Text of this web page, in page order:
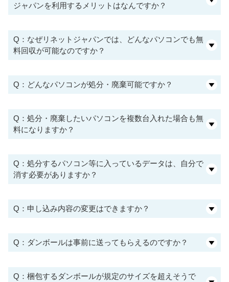
ジャパンを利用するメリットはなんですか？
Q：なぜリネットジャパンでは、どんなパソコンでも無
料回収が可能なのですか？
Q：どんなパソコンが処分・廃棄可能ですか？
Q：処分・廃棄したいパソコンを複数台入れた場合も無
料になりますか？
Q：処分するパソコン等に入っているデータは、自分で
消す必要がありますか？
Q：申し込み内容の変更はできますか？
Q：ダンボールは事前に送ってもらえるのですか？
Q：梱包するダンボールが規定のサイズを超えそうで